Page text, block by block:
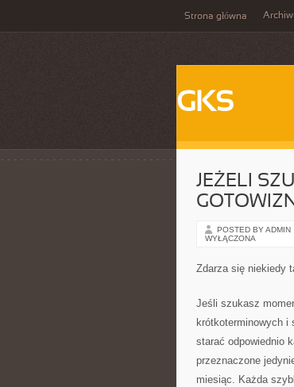
Strona główna
GKS
JEŻELI
POSTED BY ADMIN
WYŁĄCZONA
Zdarza się niekiedy
Jeśli szukasz
krótkoterminowych
starać odpowiednio
przeznaczone
miesiąc. Każda